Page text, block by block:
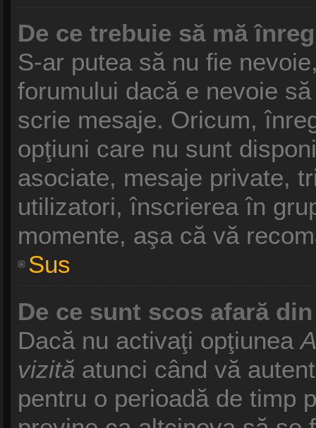
De ce trebuie să mă
S-ar putea să nu fie
forumului dacă e nevoie
scrie mesaje. Oricum,
opţiuni care nu sunt
asociate, mesaje private,
utilizatori, înscrierea în
momente, aşa că vă
Sus
De ce sunt scos afară
Dacă nu activaţi opţiunea
vizită atunci când vă
pentru o perioadă de timp